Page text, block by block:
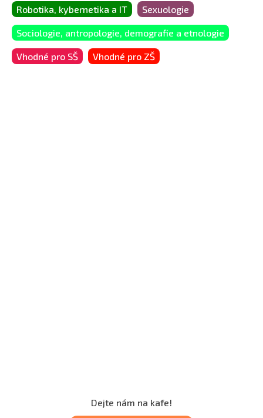
Robotika, kybernetika a IT Sexuologie
Sociologie, antropologie, demografie a etnologie
Vhodné pro SŠ Vhodné pro ZŠ
Dejte nám na kafe!